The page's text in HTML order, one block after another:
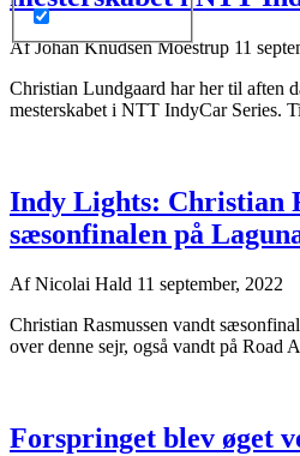
AfJohan Knudsen Moestrup 11
Christian Lundgaard har her til aften
mesterskabet i NTT IndyCar Series.
Indy Lights: Christian
sæsonfinalen på
AfNicolai Hald 11 september, 2022
Christian Rasmussen vandt
over denne sejr, også vandt på Road
Forspringet blev øget